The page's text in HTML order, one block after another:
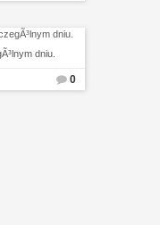
dniu.
0